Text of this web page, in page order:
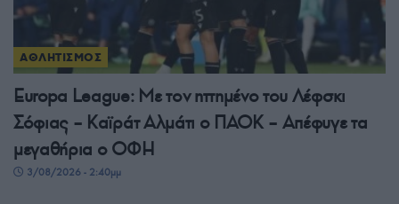
ΑΘΛΗΤΙΣΜΟΣ
Europa League: Με τον ηττημένο του Λέφσκι
Σόφιας – Καϊράτ Αλμάτι ο ΠΑΟΚ – Απέφυγε τα
μεγαθήρια ο ΟΦΗ
3/08/2026 - 2:40μμ